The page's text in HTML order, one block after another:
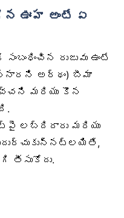
రుజువు ఉంటే
అర్థం) బీమా
మరియు కొన
లబ్దిదారు మరియు